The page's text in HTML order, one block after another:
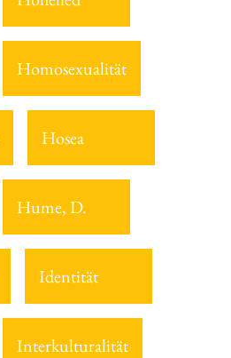
Homosexualität
Hosea
Hume, D.
Identität
Interkulturalität